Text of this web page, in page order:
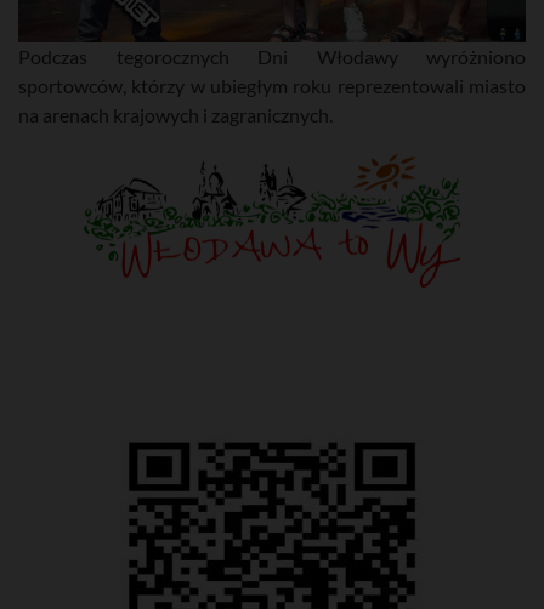
Podczas tegorocznych Dni Włodawy wyróżniono
sportowców, którzy w ubiegłym roku reprezentowali miasto
na arenach krajowych i zagranicznych.